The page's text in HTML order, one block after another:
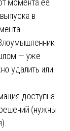
момента ее
в
— уже
удалить или
доступна
(нужны